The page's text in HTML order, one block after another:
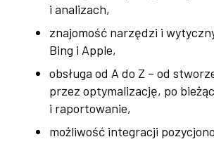
i analizach,
znajomość narzędzi i
Bing i Apple,
obsługa od A do Z – od
przez optymalizację, po
i raportowanie,
możliwość integracji